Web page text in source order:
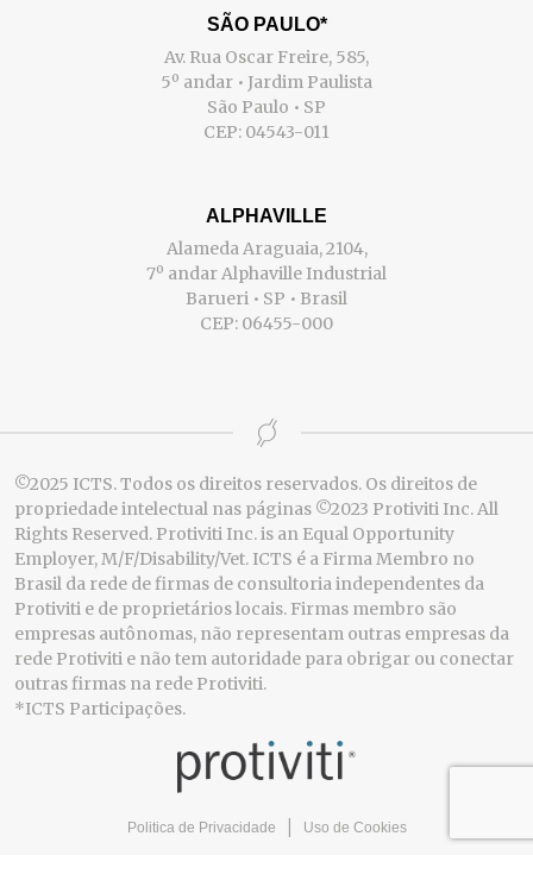
SÃO PAULO*
Av. Rua Oscar Freire, 585,
5º andar • Jardim Paulista
São Paulo • SP
CEP: 04543-011
ALPHAVILLE
Alameda Araguaia, 2104,
7º andar Alphaville Industrial
Barueri • SP • Brasil
CEP: 06455-000
©2025 ICTS. Todos os direitos reservados. Os direitos de
propriedade intelectual nas páginas ©2023 Protiviti Inc. All
Rights Reserved. Protiviti Inc. is an Equal Opportunity
Employer, M/F/Disability/Vet. ICTS é a Firma Membro no
Brasil da rede de firmas de consultoria independentes da
Protiviti e de proprietários locais. Firmas membro são
empresas autônomas, não representam outras empresas da
rede Protiviti e não tem autoridade para obrigar ou conectar
outras firmas na rede Protiviti.
*ICTS Participações.
Politica de Privacidade | Uso de Cookies